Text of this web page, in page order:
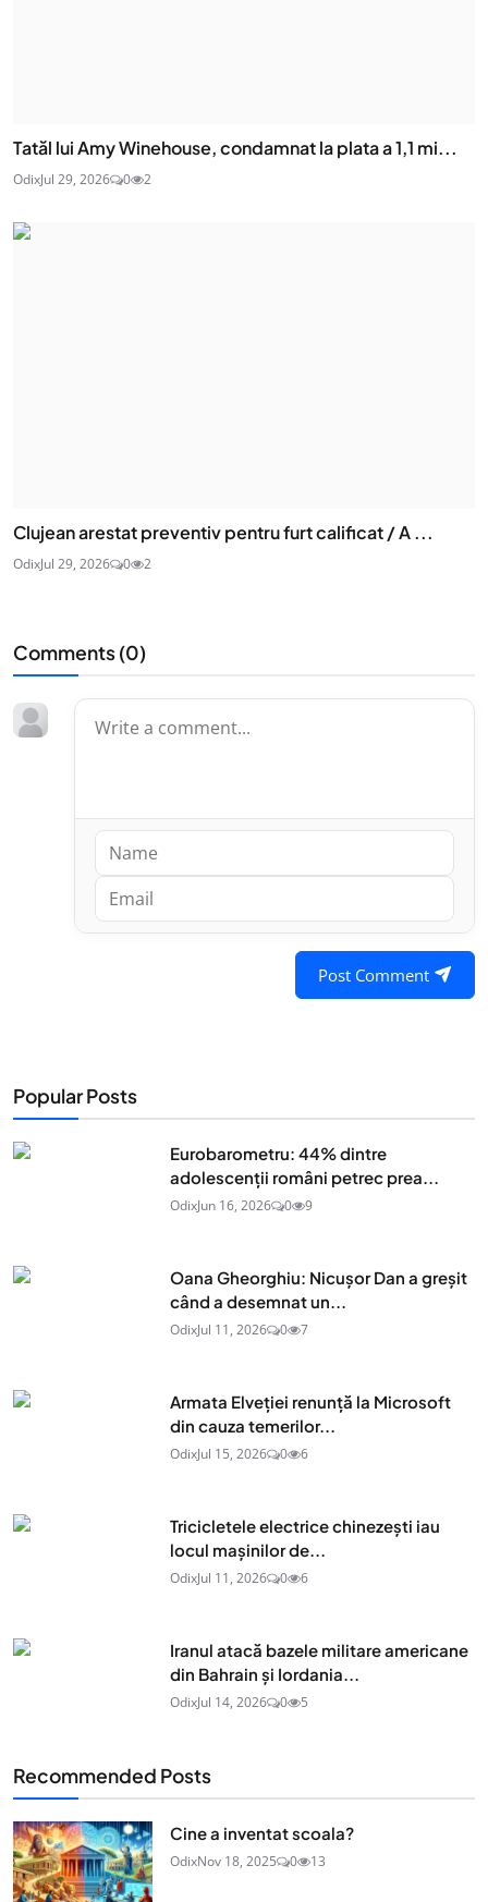
Tatăl lui Amy Winehouse, condamnat la plata a 1,1 mi...
OdixJul 29, 2026 0 2
Clujean arestat preventiv pentru furt calificat / A ...
OdixJul 29, 2026 0 2
Comments (0)
Post Comment
Popular Posts
Eurobarometru: 44% dintre
adolescenţii români petrec prea...
OdixJun 16, 2026 0 9
Oana Gheorghiu: Nicușor Dan a greșit
când a desemnat un...
OdixJul 11, 2026 0 7
Armata Elveției renunță la Microsoft
din cauza temerilor...
OdixJul 15, 2026 0 6
Tricicletele electrice chinezești iau
locul mașinilor de...
OdixJul 11, 2026 0 6
Iranul atacă bazele militare americane
din Bahrain și Iordania...
OdixJul 14, 2026 0 5
Recommended Posts
Cine a inventat scoala?
OdixNov 18, 2025 0 13